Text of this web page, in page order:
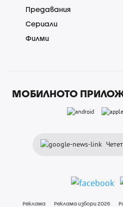
Предавания
Сериали
Филми
МОБИЛНОТО
Реклама Реклама избори 2026